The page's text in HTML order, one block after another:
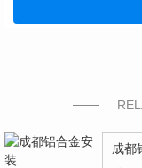
成都